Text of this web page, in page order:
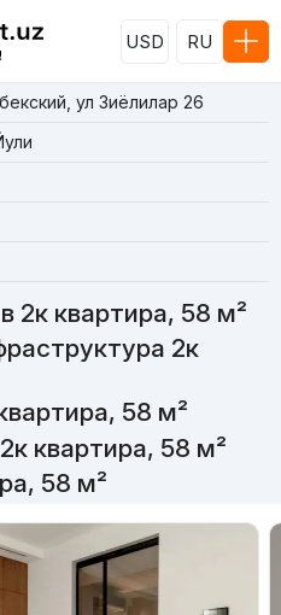
USD RU
ул Зиёлилар 26
2к квартира, 58 м²
2к
58 м²
квартира, 58 м²
58 м²